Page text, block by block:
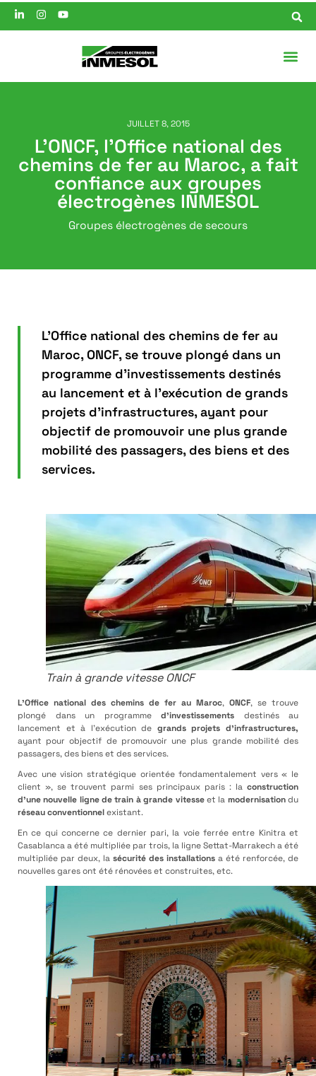
JUILLET 8, 2015
L’ONCF, l’Office national des
chemins de fer au Maroc, a fait
confiance aux groupes
électrogènes INMESOL
Groupes électrogènes de secours
L'Office national des chemins de fer au
Maroc, ONCF, se trouve plongé dans un
programme d’investissements destinés
au lancement et à l’exécution de grands
projets d’infrastructures, ayant pour
objectif de promouvoir une plus grande
mobilité des passagers, des biens et des
services.
Train à grande vitesse ONCF
L’Office national des chemins de fer au Maroc, ONCF, se trouve
plongé dans un programme d’investissements destinés au
lancement et à l’exécution de grands projets d’infrastructures,
ayant pour objectif de promouvoir une plus grande mobilité des
passagers, des biens et des services.
Avec une vision stratégique orientée fondamentalement vers « le
client », se trouvent parmi ses principaux paris : la construction
d’une nouvelle ligne de train à grande vitesseet la modernisationdu
réseau conventionnelexistant.
En ce qui concerne ce dernier pari, la voie ferrée entre Kinitra et
Casablanca a été multipliée par trois, la ligne Settat-Marrakech a été
multipliée par deux, la sécurité des installations a été renforcée, de
nouvelles gares ont été rénovées et construites, etc.